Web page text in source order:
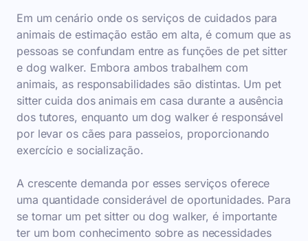
Em um cenário onde os serviços de cuidados para
animais de estimação estão em alta, é comum que as
pessoas se confundam entre as funções de pet sitter
e dog walker. Embora ambos trabalhem com
animais, as responsabilidades são distintas. Um pet
sitter cuida dos animais em casa durante a ausência
dos tutores, enquanto um dog walker é responsável
por levar os cães para passeios, proporcionando
exercício e socialização.
A crescente demanda por esses serviços oferece
uma quantidade considerável de oportunidades. Para
se tornar um pet sitter ou dog walker, é importante
ter um bom conhecimento sobre as necessidades